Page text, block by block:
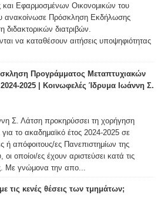
και Εφαρμοσμένων Οικονομικών του
ανακοίνωσε Πρόσκληση Εκδήλωσης
διδακτορικών διατριβών.
να καταθέσουν αιτήσεις υποψηφιότητας
Προγράμματος Μεταπτυχιακών
2025 | Κοινωφελές Ίδρυμα Ιωάννη Σ.
Σ. Λάτση προκηρύσσει τη χορήγηση
το ακαδημαϊκό έτος 2024-2025 σε
ή απόφοιτους/ες Πανεπιστημίων της
οποίοι/ες έχουν αριστεύσει κατά τις
Με γνώμονα την απο...
τις κενές θέσεις των τμημάτων;